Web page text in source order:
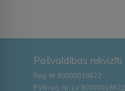
Pašvaldības rekvizīti
Reģ. Nr.90000018622
PVN reģ. Nr. LV 90000018622